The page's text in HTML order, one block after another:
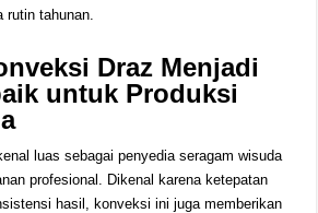
rutin tahunan.
Draz Menjadi
untuk Produksi
luas sebagai penyedia seragam wisuda
profesional. Dikenal karena ketepatan
hasil, konveksi ini juga memberikan